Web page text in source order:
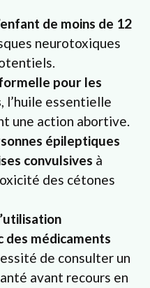
de moins de 12
neurotoxiques
pour les
, l’huile essentielle
une action abortive.
épileptiques
convulsives à
des cétones
des médicaments
de consulter un
avant recours en